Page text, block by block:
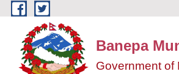
Skip to main content
Banepa
Government of